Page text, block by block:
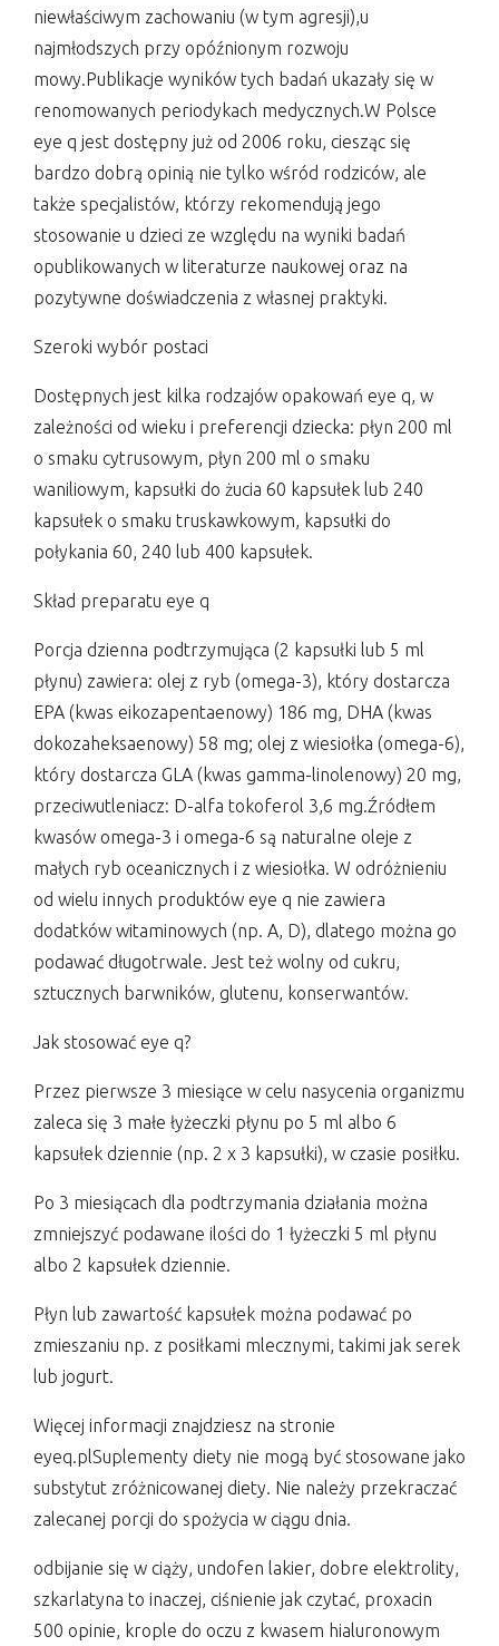
niewłaściwym zachowaniu (w tym agresji),u
najmłodszych przy opóźnionym rozwoju
mowy.Publikacje wyników tych badań ukazały się w
renomowanych periodykach medycznych.W Polsce
eye q jest dostępny już od 2006 roku, ciesząc się
bardzo dobrą opinią nie tylko wśród rodziców, ale
także specjalistów, którzy rekomendują jego
stosowanie u dzieci ze względu na wyniki badań
opublikowanych w literaturze naukowej oraz na
pozytywne doświadczenia z własnej praktyki.
Szeroki wybór postaci
Dostępnych jest kilka rodzajów opakowań eye q, w
zależności od wieku i preferencji dziecka: płyn 200 ml
o smaku cytrusowym, płyn 200 ml o smaku
waniliowym, kapsułki do żucia 60 kapsułek lub 240
kapsułek o smaku truskawkowym, kapsułki do
połykania 60, 240 lub 400 kapsułek.
Skład preparatu eye q
Porcja dzienna podtrzymująca (2 kapsułki lub 5 ml
płynu) zawiera: olej z ryb (omega-3), który dostarcza
EPA (kwas eikozapentaenowy) 186 mg, DHA (kwas
dokozaheksaenowy) 58 mg; olej z wiesiołka (omega-6),
który dostarcza GLA (kwas gamma-linolenowy) 20 mg,
przeciwutleniacz: D-alfa tokoferol 3,6 mg.Źródłem
kwasów omega-3 i omega-6 są naturalne oleje z
małych ryb oceanicznych i z wiesiołka. W odróżnieniu
od wielu innych produktów eye q nie zawiera
dodatków witaminowych (np. A, D), dlatego można go
podawać długotrwale. Jest też wolny od cukru,
sztucznych barwników, glutenu, konserwantów.
Jak stosować eye q?
Przez pierwsze 3 miesiące w celu nasycenia organizmu
zaleca się 3 małe łyżeczki płynu po 5 ml albo 6
kapsułek dziennie (np. 2 x 3 kapsułki), w czasie posiłku.
Po 3 miesiącach dla podtrzymania działania można
zmniejszyć podawane ilości do 1 łyżeczki 5 ml płynu
albo 2 kapsułek dziennie.
Płyn lub zawartość kapsułek można podawać po
zmieszaniu np. z posiłkami mlecznymi, takimi jak serek
lub jogurt.
Więcej informacji znajdziesz na stronie
eyeq.plSuplementy diety nie mogą być stosowane jako
substytut zróżnicowanej diety. Nie należy przekraczać
zalecanej porcji do spożycia w ciągu dnia.
odbijanie się w ciąży, undofen lakier, dobre elektrolity,
szkarlatyna to inaczej, ciśnienie jak czytać, proxacin
500 opinie, krople do oczu z kwasem hialuronowym